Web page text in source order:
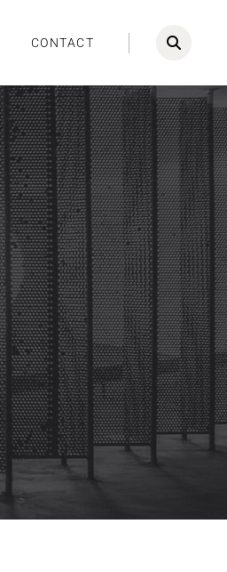
CONTACT